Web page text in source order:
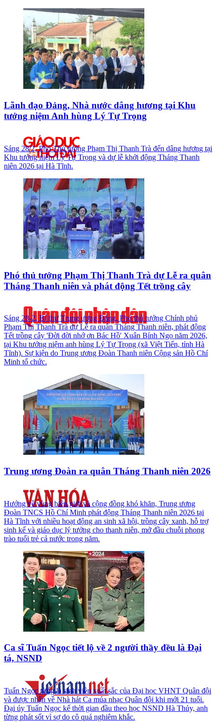
Lãnh đạo Đảng, Nhà nước dâng hương tại Khu
tưởng niệm Anh hùng Lý Tự Trọng
Sáng 28/2, Phó Thủ tướng Phạm Thị Thanh Trà đến dâng hương tại
Khu tưởng niệm Lý Tự Trọng và dự lễ khởi động Tháng Thanh
niên 2026 tại Hà Tĩnh.
Phó thủ tướng Phạm Thị Thanh Trà dự Lễ ra quân
Tháng Thanh niên và phát động Tết trồng cây
Sáng 28-2, Bí thư Trung ương Đảng, Phó thủ tướng Chính phủ
Phạm Thị Thanh Trà dự Lễ ra quân Tháng Thanh niên, phát động
Tết trồng cây 'Đời đời nhớ ơn Bác Hồ' Xuân Bính Ngọ năm 2026,
tại Khu tưởng niệm anh hùng Lý Tự Trọng (xã Việt Tiến, tỉnh Hà
Tĩnh). Sự kiện do Trung ương Đoàn Thanh niên Cộng sản Hồ Chí
Minh tổ chức.
Trung ương Đoàn ra quân Tháng Thanh niên 2026
Hướng về vùng biên giới và cộng đồng khó khăn, Trung ương
Đoàn TNCS Hồ Chí Minh phát động Tháng Thanh niên 2026 tại
Hà Tĩnh với nhiều hoạt động an sinh xã hội, trồng cây xanh, hỗ trợ
sinh kế và giáo dục lý tưởng cho thanh niên, mở đầu chuỗi phong
trào tuổi trẻ cả nước trong năm.
Ca sĩ Tuấn Ngọc tiết lộ về 2 người thầy đều là Đại
tá, NSND
Tuấn Ngọc từng là sinh viên xuất sắc của Đại học VHNT Quân đội
và được nhận về Nhà hát Ca múa nhạc Quân đội khi mới 21 tuổi.
Đại úy Tuấn Ngọc kể thời gian đầu theo học NSND Hà Thủy, anh
từng phát sốt vì sợ do cô quá nghiêm khắc.